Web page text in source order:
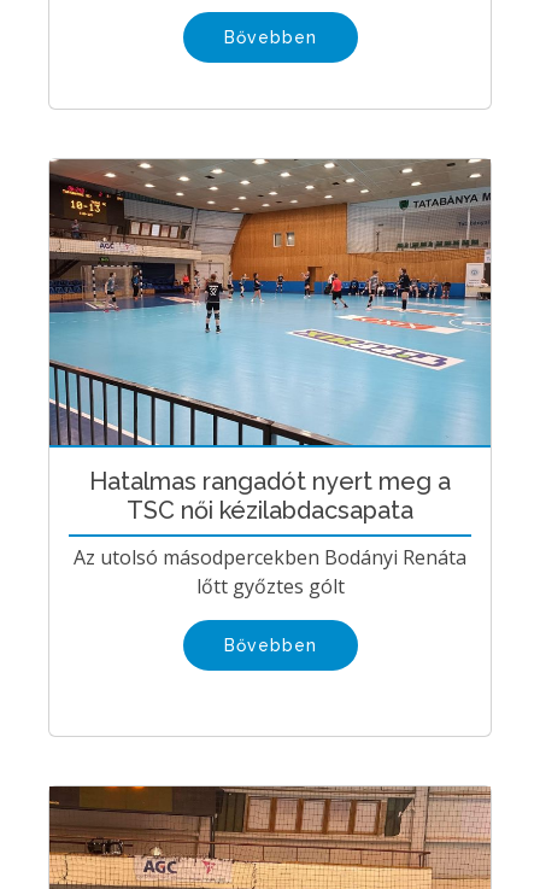
Bővebben
Hatalmas rangadót nyert meg a
TSC női kézilabdacsapata
Az utolsó másodpercekben Bodányi Renáta
lőtt győztes gólt
Bővebben